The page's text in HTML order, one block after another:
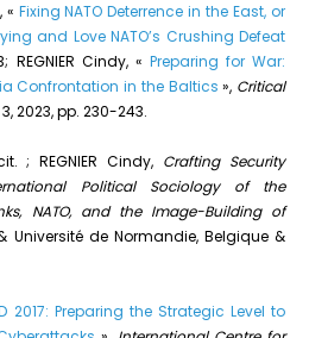
« Fixing NATO Deterrence in the East, or
and Love NATO’s Crushing Defeat
REGNIER Cindy, « Preparing for War:
Confrontation in the Baltics », Critical
3, 2023, pp. 230-243.
; REGNIER Cindy, Crafting Security
Political Sociology of the
NATO, and the Image-Building of
Université de Normandie, Belgique &
2017: Preparing the Strategic Level to